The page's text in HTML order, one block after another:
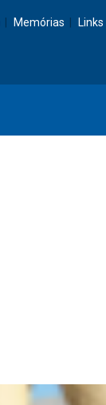
Memórias Links